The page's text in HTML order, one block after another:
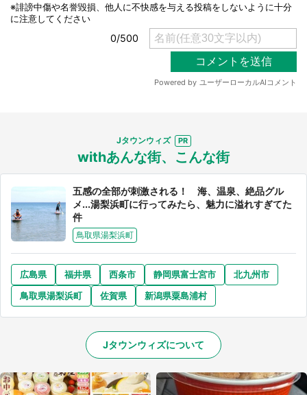
選択する
Jタウンウィズ
withあんな街、こんな街
五感の全部が刺激される！ 海、温泉、絶品グル
メ...湯梨浜町に行ってみたら、魅力に溢れすぎてた
件
鳥取県湯梨浜町
広島県 福井県 西条市 静岡県富士宮市
北九州市
鳥取県湯梨浜町
佐賀県 新潟県粟島浦村
Jタウンウィズについて